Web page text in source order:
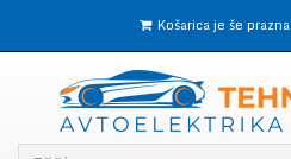
Košarica je še prazna